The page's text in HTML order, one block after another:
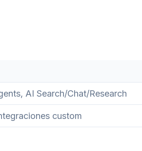
AI Search/Chat/Research
custom